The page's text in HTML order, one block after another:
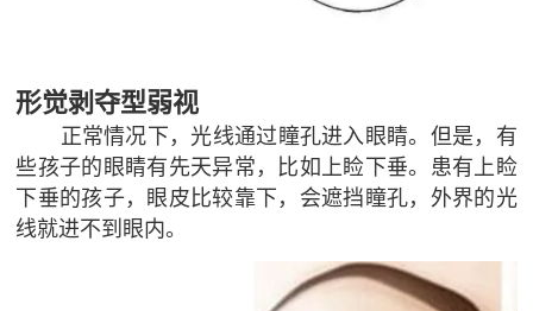
形觉剥夺型弱视
正常情况下，光线通过瞳孔进入眼睛。但是，有
些孩子的眼睛有先天异常，比如上睑下垂。患有上睑
下垂的孩子，眼皮比较靠下，会遮挡瞳孔，外界的光
线就进不到眼内。